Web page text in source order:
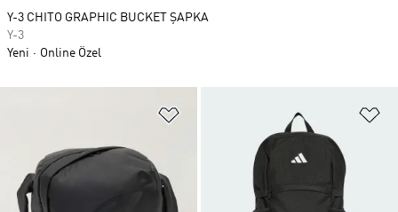
Favori Listesine Ekle
Y-3 CHITO GRAPHIC BUCKET ŞAPKA
Y-3
Yeni
Online Özel